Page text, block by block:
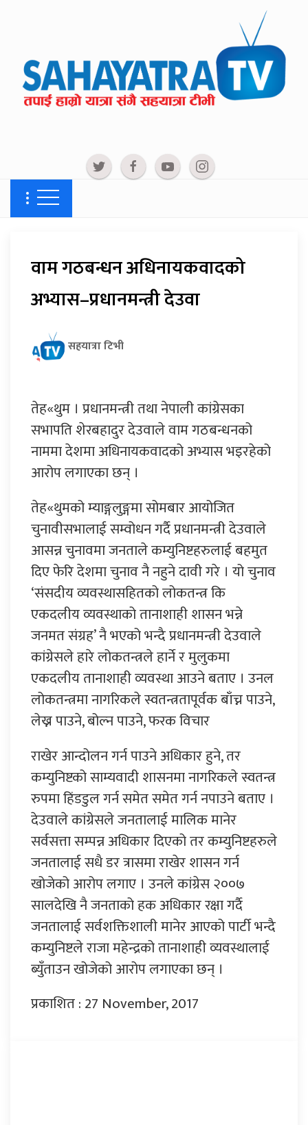
वाम गठबन्धन अधिनायकवादको
अभ्यास–प्रधानमन्त्री देउवा
सहयात्रा टिभी
तेह«थुम । प्रधानमन्त्री तथा नेपाली कांग्रेसका
सभापति शेरबहादुर देउवाले वाम गठबन्धनको
नाममा देशमा अधिनायकवादको अभ्यास भइरहेको
आरोप लगाएका छन् ।
तेह«थुमको म्याङ्गलुङ्गमा सोमबार आयोजित
चुनावीसभालाई सम्वोधन गर्दै प्रधानमन्त्री देउवाले
आसन्न चुनावमा जनताले कम्युनिष्टहरुलाई बहमुत
दिए फेरि देशमा चुनाव नै नहुने दावी गरे । यो चुनाव
‘संसदीय व्यवस्थासहितको लोकतन्त्र कि
एकदलीय व्यवस्थाको तानाशाही शासन भन्ने
जनमत संग्रह’ नै भएको भन्दै प्रधानमन्त्री देउवाले
कांग्रेसले हारे लोकतन्त्रले हार्ने र मुलुकमा
एकदलीय तानाशाही व्यवस्था आउने बताए । उनल
लोकतन्त्रमा नागरिकले स्वतन्त्रतापूर्वक बाँच्न पाउने,
लेख्न पाउने, बोल्न पाउने, फरक विचार
राखेर आन्दोलन गर्न पाउने अधिकार हुने, तर
कम्युनिष्टको साम्यवादी शासनमा नागरिकले स्वतन्त्र
रुपमा हिंडडुल गर्न समेत समेत गर्न नपाउने बताए ।
देउवाले कांग्रेसले जनतालाई मालिक मानेर
सर्वसत्ता सम्पन्न अधिकार दिएको तर कम्युनिष्टहरुले
जनतालाई सधै डर त्रासमा राखेर शासन गर्न
खोजेको आरोप लगाए । उनले कांग्रेस २००७
सालदेखि नै जनताको हक अधिकार रक्षा गर्दै
जनतालाई सर्वशक्तिशाली मानेर आएको पार्टी भन्दै
कम्युनिष्टले राजा महेन्द्रको तानाशाही व्यवस्थालाई
ब्युँताउन खोजेको आरोप लगाएका छन् ।
प्रकाशित : 27 November, 2017